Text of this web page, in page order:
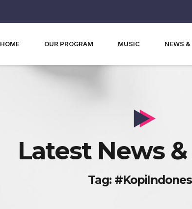
HOME OUR PROGRAM MUSIC NEWS &
Latest News
Tag: